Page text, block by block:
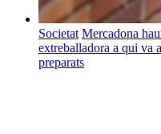
Societat Mercadona
extreballadora a qui va
preparats